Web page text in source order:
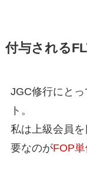
付与される
JGC修行にと
ト。
私は上級会員
要なのがFOP単